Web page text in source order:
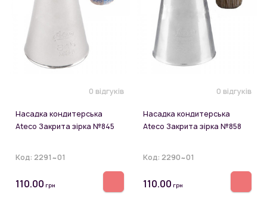
0 відгуків
Насадка кондитерська
Ateco Закрита зірка №845
Код: 2291~01
110.00 грн
0 відгуків
Насадка кондитерська
Ateco Закрита зірка №858
Код: 2290~01
110.00 грн